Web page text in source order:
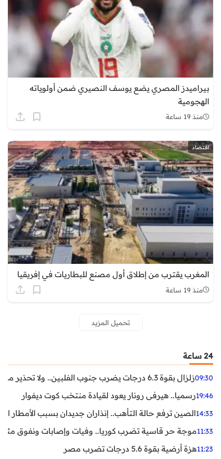
بيراميدز المصري يضع يوسف النصيري ضمن أولوياته
الهجومية
منذ 19 ساعة
اقتصاد
المغرب يقترب من إطلاق أول مصنع للبطاريات في إفريقيا
منذ 19 ساعة
تحميل المزيد
24 ساعة
09:30زلزال بقوة 6.3 درجات يضرب جنوب الفلبين.. ولا تحذير من تسونامي حتى الآن
19:46رسميا.. هيرفي رونار يعود لقيادة منتخب كوت ديفوار
14:33الصين ترفع حالة التأهب.. إنذاران جديدان بسبب الأمطار
11:33موجة حر قاسية تضرب كوريا.. وفيات وإصابات ونفوق مئات
11:23هزة أرضية بقوة 5.6 درجات تضرب مصر